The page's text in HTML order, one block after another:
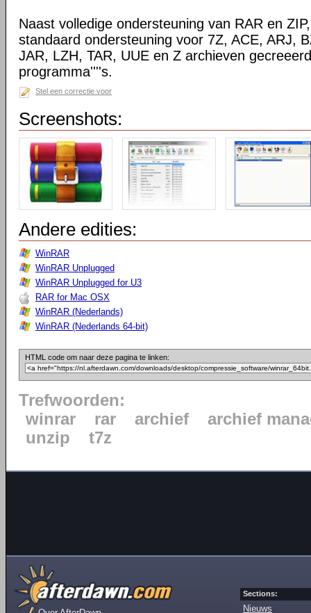
Naast volledige ondersteuning van RAR en
standaard ondersteuning voor 7Z, ACE, ARJ,
JAR, LZH, TAR, UUE en Z archieven
programma''''s.
Stel een correctie voor
Screenshots:
Andere edities:
WinRAR
WinRAR Unplugged
WinRAR Unplugged for U3
RAR for Mac OSX
WinRAR (Nederlands)
WinRAR (Nederlands 64-bit)
HTML code om naar deze pagina te linken:
Trefwoorden:
winrar
rar archief
archief
unzip
t7z
Sections:
Nieuws